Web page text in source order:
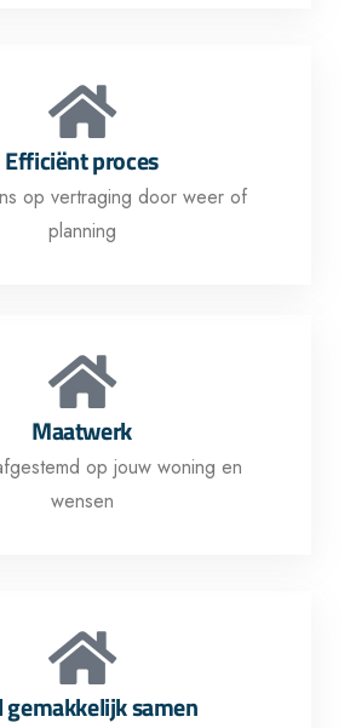
Efficiënt proces
op vertraging door weer of
planning
Maatwerk
op jouw woning en
wensen
gemakkelijk samen